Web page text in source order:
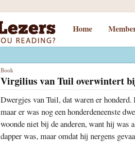
Home
Book
Virgilius van Tuil overwintert
Dwergjes van Tuil, dat waren er
maar er was nog een honderdeneenste
woonde niet bij de anderen, want hij
dapper was, maar omdat hij nergens